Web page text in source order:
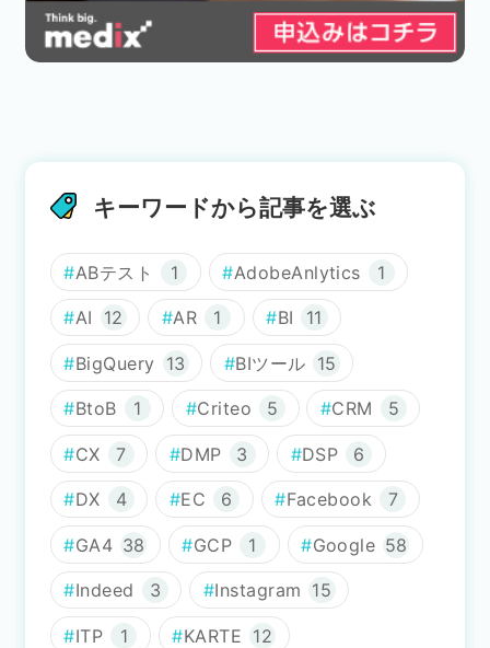
キーワードから記事を選ぶ
ABテスト 1 AdobeAnlytics 1
AI 12 AR 1 BI 11
BigQuery 13 BIツール 15
BtoB 1 Criteo 5 CRM 5
CX 7 DMP 3 DSP 6
DX 4 EC 6 Facebook 7
GA4 38 GCP 1 Google 58
Indeed 3 Instagram 15
ITP 1 KARTE 12